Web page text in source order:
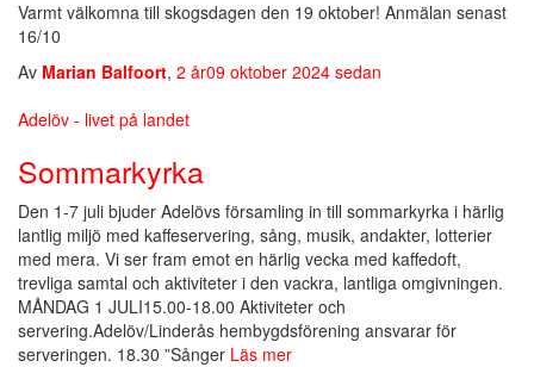
Varmt välkomna till skogsdagen den 19 oktober! Anmälan senast
16/10
Av Marian Balfoort, 2 år09 oktober 2024 sedan
Adelöv - livet på landet
Sommarkyrka
Den 1-7 juli bjuder Adelövs församling in till sommarkyrka i härlig
lantlig miljö med kaffeservering, sång, musik, andakter, lotterier
med mera. Vi ser fram emot en härlig vecka med kaffedoft,
trevliga samtal och aktiviteter i den vackra, lantliga omgivningen.
MÅNDAG 1 JULI15.00-18.00 Aktiviteter och
servering.Adelöv/Linderås hembygdsförening ansvarar för
serveringen. 18.30 ”Sånger Läs mer